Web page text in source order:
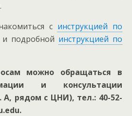
с инструкцией по
и подробной инструкцией по
можно обращаться в
и консультации
А, рядом с ЦНИ), тел.: 40-52-